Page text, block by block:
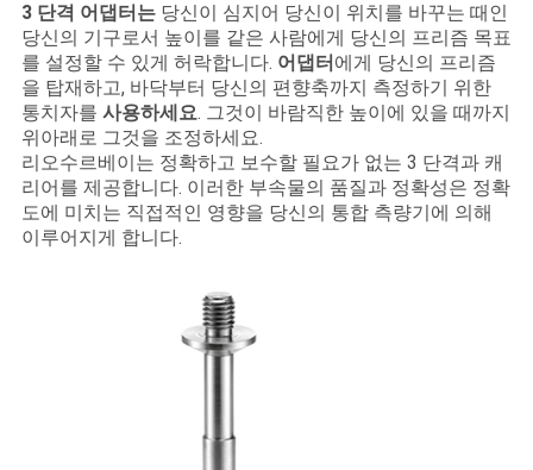
PRIVACY
POLICY
3 단격 어댑터는당신이 심지어 당신이 위치를 바꾸는 때인
당신의 기구로서 높이를 같은 사람에게 당신의 프리즘 목표
를 설정할 수 있게 허락합니다. 어댑터 에게 당신의 프리즘
을 탑재하고, 바닥부터 당신의 편향축까지 측정하기 위한
통치자를 사용하세요. 그것이 바람직한 높이에 있을 때까지
위아래로 그것을 조정하세요.
리오수르베이는 정확하고 보수할 필요가 없는 3 단격과 캐
리어를 제공합니다. 이러한 부속물의 품질과 정확성은 정확
도에 미치는 직접적인 영향을 당신의 통합 측량기에 의해
이루어지게 합니다.